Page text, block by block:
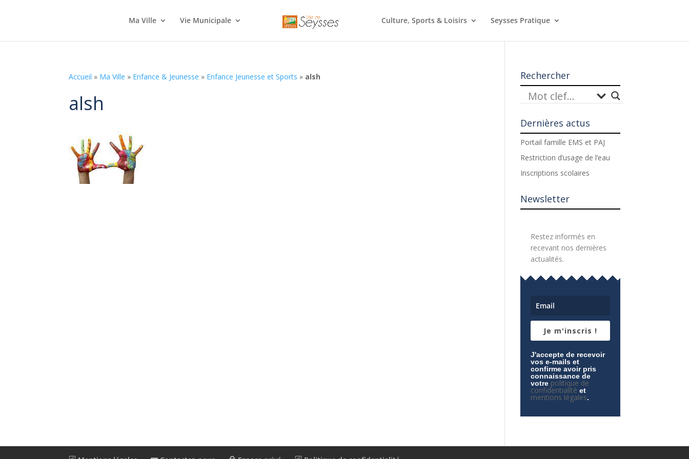
Ma Ville Vie Municipale Culture, Sports & Loisirs Seysses Pratique
Accueil » Ma Ville » Enfance & Jeunesse » Enfance Jeunesse et Sports » alsh
alsh
Rechercher
Dernières actus
Portail famille EMS et PAJ
Restriction d’usage de l’eau
Inscriptions scolaires
Newsletter
Restez informés en
recevant nos dernières
actualités.
Je m'inscris !
J'accepte de recevoir
vos e-mails et
confirme avoir pris
connaissance de
votre politique de
confidentialité et
mentions légales.